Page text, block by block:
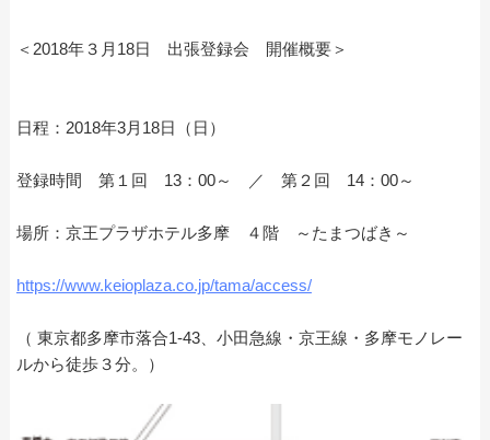
＜2018年３月18日 出張登録会 開催概要＞
日程：2018年3月18日（日）
登録時間 第１回 13：00～ ／ 第２回 14：00～
場所：京王プラザホテル多摩 ４階 ～たまつばき～
https://www.keioplaza.co.jp/tama/access/
（ 東京都多摩市落合1-43、小田急線・京王線・多摩モノレー
ルから徒歩３分。）